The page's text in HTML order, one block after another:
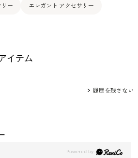
ー エレガント アクセサリー
イテム
履歴を残さない